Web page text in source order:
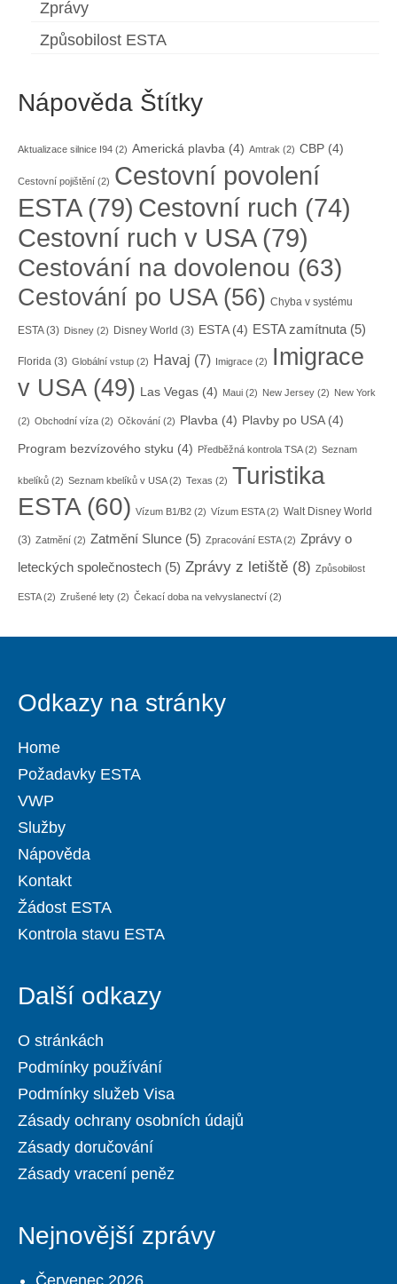
Zprávy
Způsobilost ESTA
Nápověda Štítky
Aktualizace silnice I94 (2) Americká plavba (4) Amtrak (2) CBP (4)
Cestovní pojištění (2) Cestovní povolení
ESTA(79) Cestovní ruch (74)
Cestovní ruch v USA(79)
Cestování na dovolenou (63)
Cestování po USA(56) Chyba v systému
ESTA(3) Disney (2) Disney World (3) ESTA(4) ESTA zamítnuta(5)
Florida (3) Globální vstup (2) Havaj (7) Imigrace (2)
Imigrace
v USA(49) Las Vegas (4) Maui (2) New Jersey (2) New York
(2) Obchodní víza (2) Očkování (2) Plavba (4) Plavby po USA(4)
Program bezvízového styku (4) Předběžná kontrola TSA(2) Seznam
kbelíků (2) Seznam kbelíků v USA(2) Texas (2) Turistika
ESTA(60) Vízum B1/B2 (2) Vízum ESTA(2) Walt Disney World
(3) Zatmění (2) Zatmění Slunce (5) Zpracování ESTA(2) Zprávy o
leteckých společnostech (5) Zprávy z letiště (8) Způsobilost
ESTA(2) Zrušené lety (2) Čekací doba na velvyslanectví (2)
Odkazy na stránky
Home
Požadavky ESTA
VWP
Služby
Nápověda
Kontakt
Žádost ESTA
Kontrola stavu ESTA
Další odkazy
O stránkách
Podmínky používání
Podmínky služeb Visa
Zásady ochrany osobních údajů
Zásady doručování
Zásady vracení peněz
Nejnovější zprávy